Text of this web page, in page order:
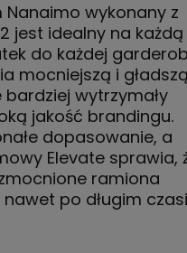
wykonany z
jest idealny na każdą
do każdej
mocniejszą i gładszą
wytrzymały
jakość brandingu.
dopasowanie, a
Elevate sprawia,
ramiona
po długim